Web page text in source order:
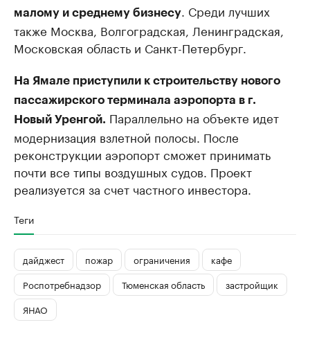
малому и среднему бизнесу
. Среди лучших
также Москва, Волгоградская, Ленинградская,
Московская область и Санкт-Петербург.
На Ямале приступили к строительству нового
пассажирского терминала аэропорта в г.
Новый Уренгой. Параллельно на объекте идет
модернизация взлетной полосы. После
реконструкции аэропорт сможет принимать
почти все типы воздушных судов. Проект
реализуется за счет частного инвестора.
Теги
дайджест пожар ограничения
кафе
Роспотребнадзор
Тюменская область
застройщик
ЯНАО